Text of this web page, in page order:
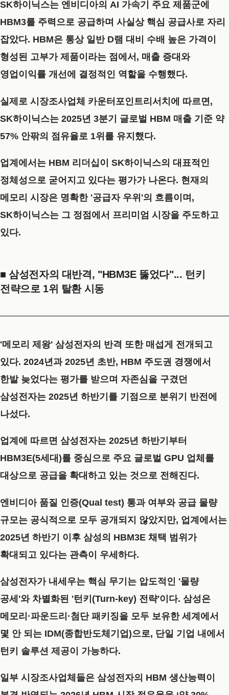
SK하이닉스는 엔비디아의 AI 가속기 주요 제품군에
HBM3를 주력으로 공급하며 사실상 핵심 공급사로 자리
잡았다. HBM은 통상 일반 D램 대비 수배 높은 가격이
형성된 고부가 제품이라는 점에서, 매출 증대와
영업이익률 개선에 결정적인 역할을 수행했다.
실제로 시장조사업체 카운터포인트리서치에 따르면,
SK하이닉스는 2025년 3분기 글로벌 HBM 매출 기준 약
57% 안팎의 점유율로 1위를 유지했다.
업계에서는 HBM 리더십이 SK하이닉스의 대표적인
정체성으로 굳어지고 있다는 평가가 나온다. 현재의
메모리 시장은 명확한 '공급자 우위'의 흐름이며,
SK하이닉스는 그 정점에서 프리미엄 시장을 주도하고
있다.
■ 삼성전자의 대반격, "HBM3E 뚫었다"... 턴키
전략으로 1위 탈환 시동
'메모리 제왕' 삼성전자의 반격 또한 매섭게 전개되고
있다. 2024년과 2025년 초반, HBM 주도권 경쟁에서
한발 늦었다는 평가를 받으며 자존심을 구겼던
삼성전자는 2025년 하반기를 기점으로 분위기 반전에
나섰다.
업계에 따르면 삼성전자는 2025년 하반기부터
HBM3E(5세대)를 중심으로 주요 글로벌 GPU 업체를
대상으로 공급을 확대하고 있는 것으로 전해진다.
엔비디아 품질 인증(Qual test) 통과 여부와 공급 물량
규모는 공식적으로 모두 공개되지 않았지만, 업계에서는
2025년 하반기 이후 삼성의 HBM3E 채택 범위가
확대되고 있다는 관측이 우세하다.
삼성전자가 내세우는 핵심 무기는 압도적인 '물량
공세'와 차별화된 '턴키(Turn-key) 전략'이다. 삼성은
메모리·파운드리·첨단 패키징을 모두 보유한 세계에서
몇 안 되는 IDM(종합반도체기업)으로, 단일 기업 내에서
턴키 솔루션 제공이 가능하다.
일부 시장조사업체들은 삼성전자의 HBM 생산능력이